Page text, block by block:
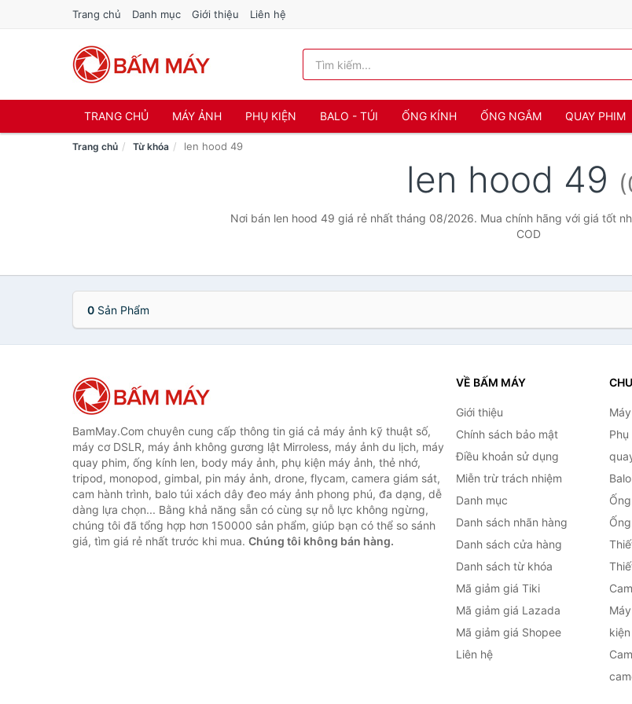
Trang chủ Danh mục Giới thiệu Liên hệ
TRANG CHỦ MÁY ẢNH PHỤ KIỆN BALO - TÚI ỐNG KÍNH ỐNG NGẮM QUAY PHIM
Trang chủ Từ khóa len hood 49
len hood 49
Nơi bán len hood 49 giá rẻ nhất tháng 08/2026. Mua chính hãng với giá tốt
COD
0 Sản Phẩm
BamMay.Com chuyên cung cấp thông tin giá cả máy ảnh kỹ thuật số,
máy cơ DSLR, máy ảnh không gương lật Mirroless, máy ảnh du lịch, máy
quay phim, ống kính len, body máy ảnh, phụ kiện máy ảnh, thẻ nhớ,
tripod, monopod, gimbal, pin máy ảnh, drone, flycam, camera giám sát,
cam hành trình, balo túi xách dây đeo máy ảnh phong phú, đa dạng, dễ
dàng lựa chọn... Bằng khả năng sẵn có cùng sự nỗ lực không ngừng,
chúng tôi đã tổng hợp hơn 150000 sản phẩm, giúp bạn có thể so sánh
giá, tìm giá rẻ nhất trước khi mua. Chúng tôi không bán hàng.
VỀ BẤM MÁY
Giới thiệu
Chính sách bảo mật
Điều khoản sử dụng
Miễn trừ trách nhiệm
Danh mục
Danh sách nhãn hàng
Danh sách cửa hàng
Danh sách từ khóa
Mã giảm giá Tiki
Mã giảm giá Lazada
Mã giảm giá Shopee
Liên hệ
kiện